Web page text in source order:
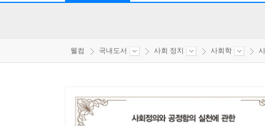
웰컴 국내도서 사회 정치 사회학